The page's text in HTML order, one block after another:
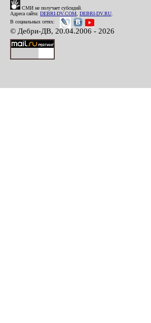
СМИ не получает субсидий.
Адреса сайта: DEBRI-DV.COM DEBRI-DV.RU
В социальных сетях:
© Дебри-ДВ, 20.04.2006 - 2026